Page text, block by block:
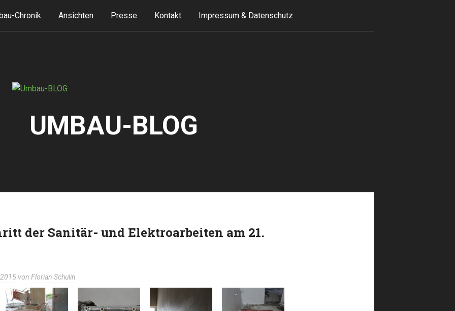
Chronik Ansichten Presse Kontakt Impressum & Datenschutz
UMBAU-BLOG
der Sanitär- und Elektroarbeiten am 21.
von Florian Schulin